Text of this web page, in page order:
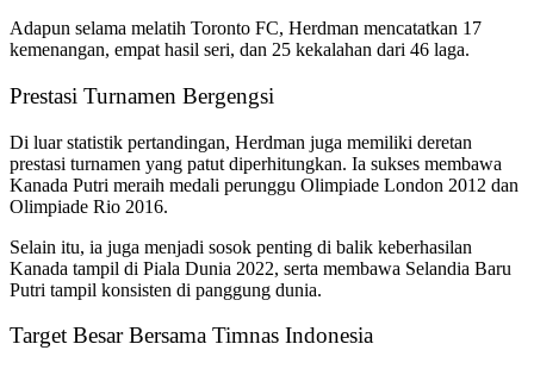
Adapun selama melatih Toronto FC, Herdman mencatatkan 17
kemenangan, empat hasil seri, dan 25 kekalahan dari 46 laga.
Prestasi Turnamen Bergengsi
Di luar statistik pertandingan, Herdman juga memiliki deretan
prestasi turnamen yang patut diperhitungkan. Ia sukses membawa
Kanada Putri meraih medali perunggu Olimpiade London 2012 dan
Olimpiade Rio 2016.
Selain itu, ia juga menjadi sosok penting di balik keberhasilan
Kanada tampil di Piala Dunia 2022, serta membawa Selandia Baru
Putri tampil konsisten di panggung dunia.
Target Besar Bersama Timnas Indonesia